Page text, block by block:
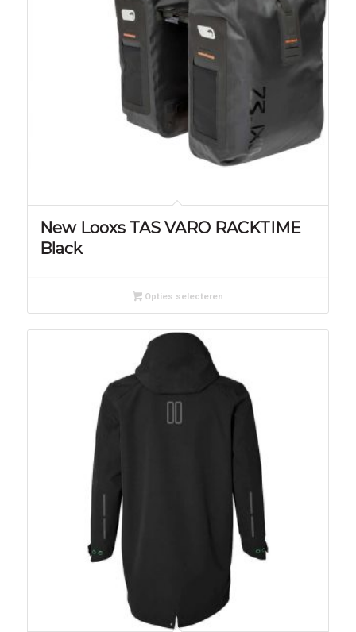
New Looxs TAS VARO RACKTIME
Black
Opties selecteren